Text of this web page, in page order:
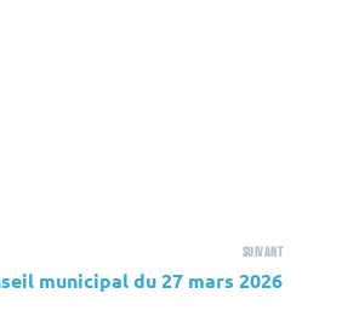
Suivant
municipal du 27 mars 2026